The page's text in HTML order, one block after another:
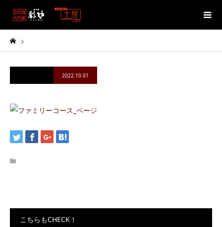
2022.10.01
こちらもCHECK！